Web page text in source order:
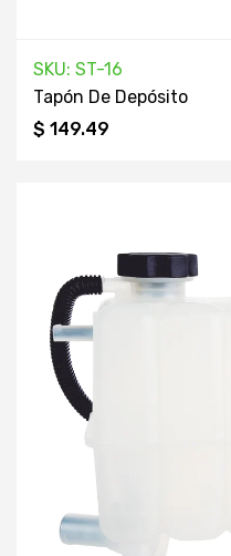
SKU: ST-16
Tapón De Depósito
$ 149.49